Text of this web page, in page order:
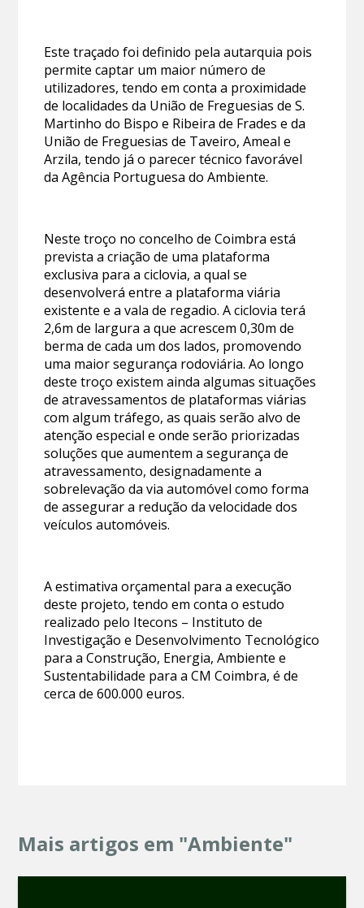
Este traçado foi definido pela autarquia pois
permite captar um maior número de
utilizadores, tendo em conta a proximidade
de localidades da União de Freguesias de S.
Martinho do Bispo e Ribeira de Frades e da
União de Freguesias de Taveiro, Ameal e
Arzila, tendo já o parecer técnico favorável
da Agência Portuguesa do Ambiente.
Neste troço no concelho de Coimbra está
prevista a criação de uma plataforma
exclusiva para a ciclovia, a qual se
desenvolverá entre a plataforma viária
existente e a vala de regadio. A ciclovia terá
2,6m de largura a que acrescem 0,30m de
berma de cada um dos lados, promovendo
uma maior segurança rodoviária. Ao longo
deste troço existem ainda algumas situações
de atravessamentos de plataformas viárias
com algum tráfego, as quais serão alvo de
atenção especial e onde serão priorizadas
soluções que aumentem a segurança de
atravessamento, designadamente a
sobrelevação da via automóvel como forma
de assegurar a redução da velocidade dos
veículos automóveis.
A estimativa orçamental para a execução
deste projeto, tendo em conta o estudo
realizado pelo Itecons – Instituto de
Investigação e Desenvolvimento Tecnológico
para a Construção, Energia, Ambiente e
Sustentabilidade para a CM Coimbra, é de
cerca de 600.000 euros.
Mais artigos em "Ambiente"